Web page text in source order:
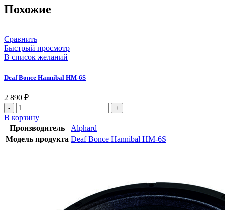
Похожие
Сравнить
Быстрый просмотр
В список желаний
Deaf Bonce Hannibal HM-6S
2 890 ₽
В корзину
Производитель
Alphard
Модель продукта Deaf Bonce Hannibal HM-6S